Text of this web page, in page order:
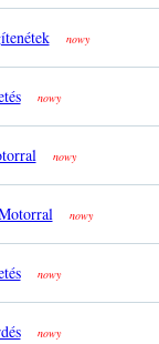
nowy
nowy
nowy
nowy
nowy
nowy